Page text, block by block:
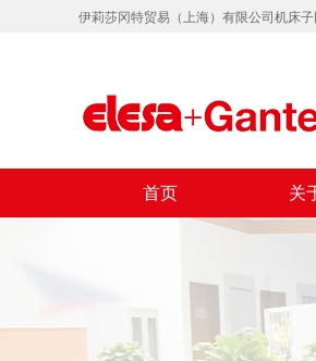
伊莉莎冈特贸易（上海）有限公司机床子
首页 关